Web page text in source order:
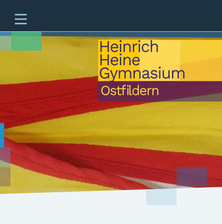
Unterricht & Angebote
Zukünftige Fünftklässler
offene Ganztagesschule
Beratung
Schulleben
Service